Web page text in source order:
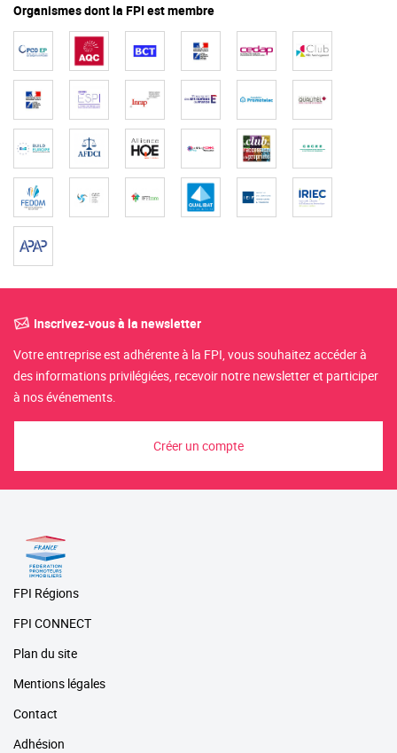
Organismes dont la FPI est membre
Inscrivez-vous à la newsletter
Votre entreprise est adhérente à la FPI, vous souhaitez accéder à
des informations privilégiées, recevoir notre newsletter et participer
à nos événements.
Créer un compte
FPI Régions
FPI CONNECT
Plan du site
Mentions légales
Contact
Adhésion